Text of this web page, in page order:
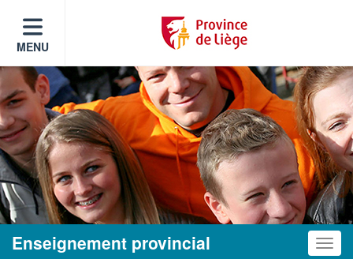
MENU
Enseignement provincial